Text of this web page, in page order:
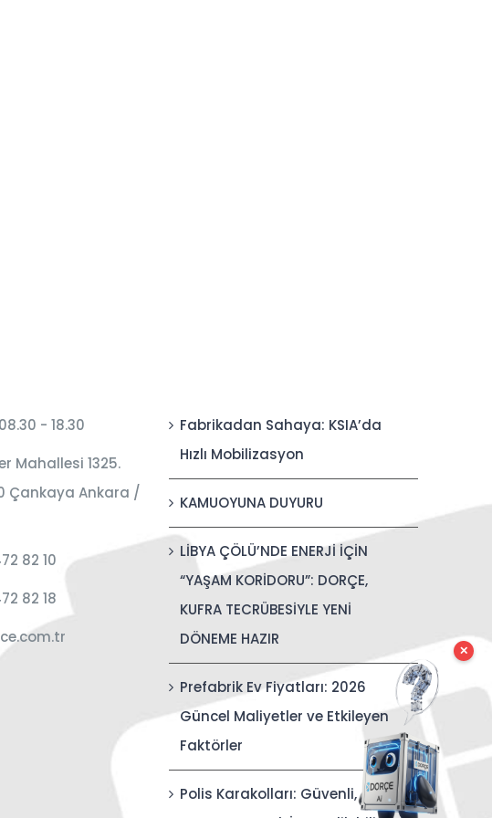
- 18.30
Mahallesi 1325.
Çankaya Ankara /
82 10
82 18
Fabrikadan Sahaya: KSIA’da
Hızlı Mobilizasyon
KAMUOYUNA DUYURU
LİBYA ÇÖLÜ’NDE ENERJİ İÇİN
“YAŞAM KORİDORU”: DORÇE,
KUFRA TECRÜBESİYLE YENİ
DÖNEME HAZIR
Prefabrik Ev Fiyatları: 2026
Güncel Maliyetler ve Etkileyen
Faktörler
Polis Karakolları: Güvenli,
✕